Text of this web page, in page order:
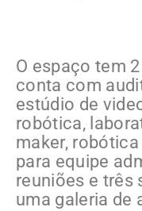
O espaço tem
conta com
estúdio de
robótica,
maker,
para equipe
reuniões e três
uma galeria de